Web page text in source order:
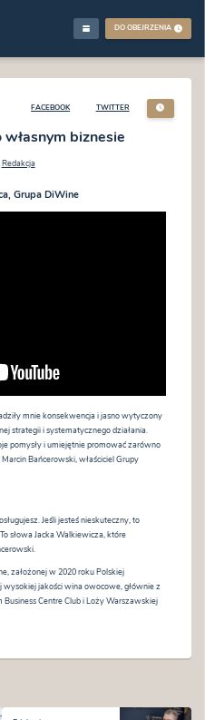
DO OBEJRZENIA
FACEBOOK TWITTER
biznesie
Redakcja
Grupa DiWine
mnie konsekwencja i jasno wytyczony
strategii i systematycznego działania.
pomysły i umiejętnie promować zarówno
Bańcerowski, właściciel Grupy
Jeśli jesteś nieskuteczny, to
słowa Jacka Walkiewicza, które
założonej w 2020 roku Polskiej
jakości wina owocowe, głównie z
Business Centre Club i Loży Warszawskiej